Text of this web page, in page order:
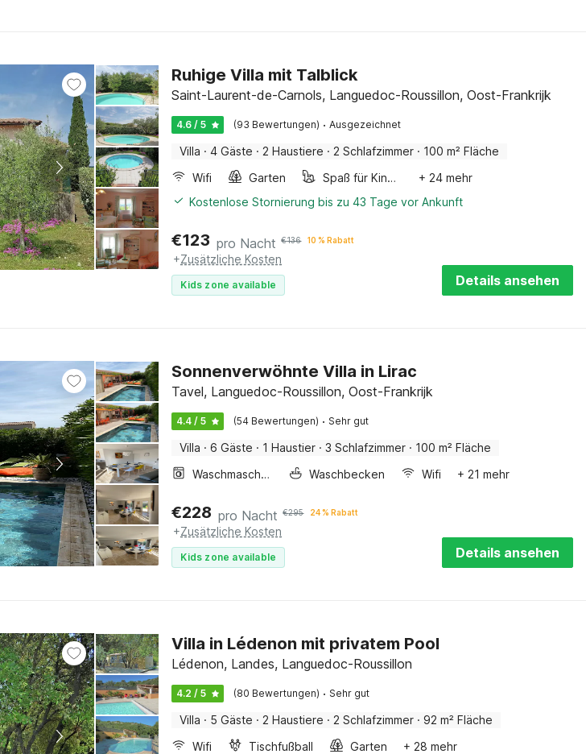
Ruhige Villa mit Talblick
Saint-Laurent-de-Carnols, Languedoc-Roussillon, Oost-Frankrijk
4.6 / 5 (93 Bewertungen) · Ausgezeichnet
Villa · 4 Gäste · 2 Haustiere · 2 Schlafzimmer · 100 m² Fläche
Wifi
Garten Spaß für Kinder
+ 24 mehr
Kostenlose Stornierung bis zu 43 Tage vor Ankunft
€123 pro Nacht €136 10 % Rabatt
+Zusätzliche Kosten
Kids zone available Details ansehen
Sonnenverwöhnte Villa in Lirac
Tavel, Languedoc-Roussillon, Oost-Frankrijk
4.4 / 5 (54 Bewertungen) · Sehr gut
Villa · 6 Gäste · 1 Haustier · 3 Schlafzimmer · 100 m² Fläche
Waschmaschine
Waschbecken Wifi + 21 mehr
€228 pro Nacht €295 24 % Rabatt
+Zusätzliche Kosten
Kids zone available Details ansehen
Villa in Lédenon mit privatem Pool
Lédenon, Landes, Languedoc-Roussillon
4.2 / 5 (80 Bewertungen) · Sehr gut
Villa · 5 Gäste · 2 Haustiere · 2 Schlafzimmer · 92 m² Fläche
Wifi
Tischfußball Garten
+ 28 mehr